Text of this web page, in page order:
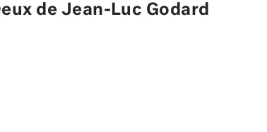
de Jean-Luc Godard